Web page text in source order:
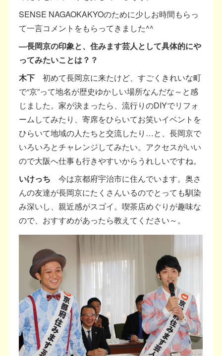
SENSE NAGAOKAKYOのために少しお時間もらっ
て一言コメントをもらってきました^^
―長岡京の印象と、住みます芸人として具体的にや
ってみたいことは？？
木下 初めて長岡京に来たけど、すごくきれいな町
で“京”って地名が歴史ゆかしい場所なんだな～と感
じました。家が決まったら、流行りのDIYでリフォ
ームしてみたり、寄席をひらいてお笑いイベントを
ひらいて地域の人たちと交流したり…と、長岡京で
いろいろとチャレンジしてみたい。アクセスがいい
ので大阪へ仕事も行きやすいからうれしいですね。
いけっち 今は京都府宇治市に住んでいます。奥さ
んの友達が長岡京にたくさんいるのでとっても馴染
み深いし、親近感がスゴイ。喫茶店めぐりが趣味な
ので、おすすめがあったら教えてください～。